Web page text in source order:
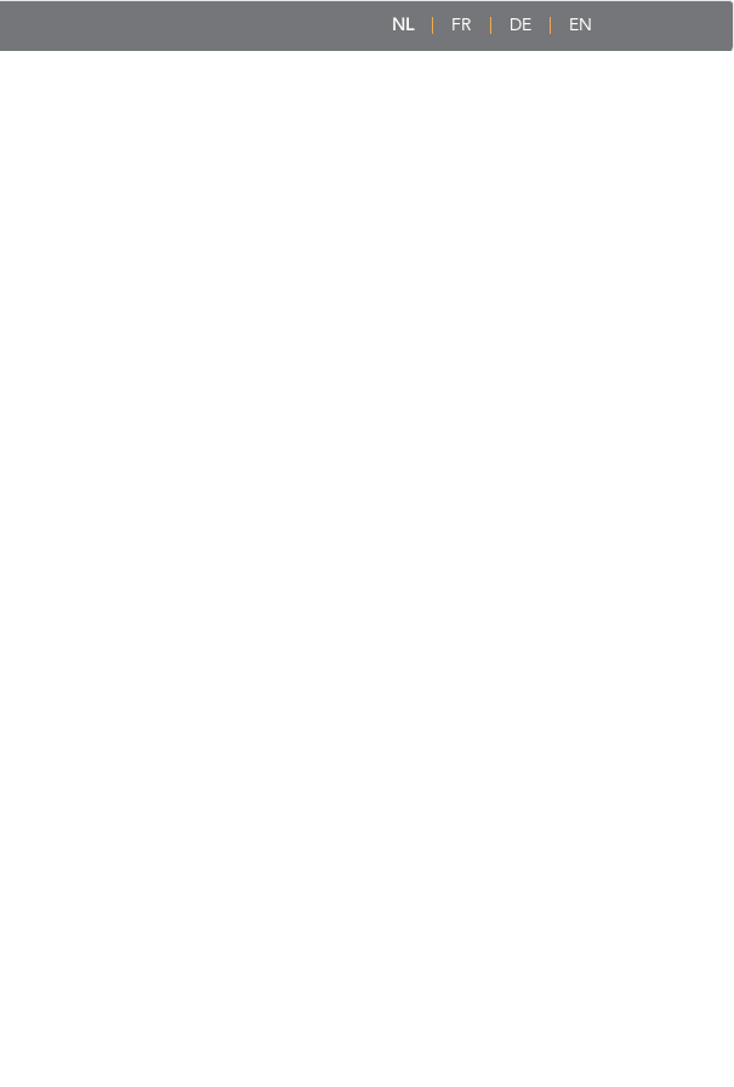
NL FR DE EN